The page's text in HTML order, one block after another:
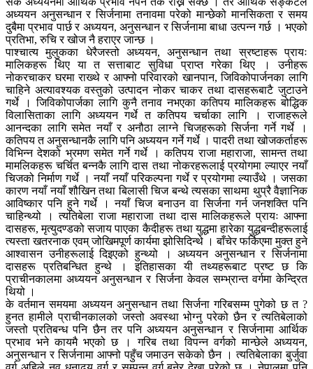
अध्ययन अनुसन्धान र सिर्जनामा तनावमा परेको मान्छेको मानसिकता र समय
दुबैमा प्रभाव पार्छ र अध्ययन, अनुसन्धान र सिर्जनामा बाधा उत्पन्न गर्छ । भएको
प्रतिभा, रुचि र खोज नै हराएर जान्छ ।
पाश्चात्य मुलुकका धेरैजस्तो अध्ययन, अनुसन्धान तथा स्रष्टाहरू प्रायः
मालिकहरू थिए या त सत्ताबाट सुविधा प्राप्त गरेका थिए । उनीहरू
नोकरचाकर घरमा राख्थे र आफ्नो परिवारको खानपान, जिविकोपार्जनका लागि
चाहिने अत्यावश्यक वस्तुको उत्पादन नोकर चाकर तथा दासहरूबाटै जुटाउने
गर्थे । जिविकोपार्जका लागि कुनै तनाव नभएका कतिपय मालिकहरू बोद्धिक
विलासिताका लागि अध्ययन गर्थे त कतिपय चर्चाका लागि । राजाहरूले
आनन्दका लागि समेत नयाँ र अनौठा लाग्ने चिजहरूको सिर्जना गर्ने गर्थे ।
कतिपय त अनुसन्धानकै लागि पनि अध्ययन गर्ने गर्थे । पादरी तथा खोजकर्ताहरू
विभिन्न देशको भ्रमण समेत गर्ने गर्थे । कतिपय राजा महाराजा, सामन्त तथा
मामलिकहरू चर्चित बन्नकै लागि दास तथा नोकरहरूलाई प्रयोगमा ल्याएर नयाँ
चिजको निर्माण गर्थे । नयाँ नयाँ परिकल्पना गर्थे र प्रयोगमा ल्याउँथे । जसका
कारण नयाँ नयाँ शौखिन तथा बिलासी चिज बन्थे त्यसका साथमा थुप्रै वैज्ञानिक
आविष्कार पनि हुने गर्थे । नयाँ चिज बनाउन वा सिर्जना गर्न जनशक्ति पनि
चाहिन्थ्यो । त्यतिबेला राजा महाराजा तथा दास मालिकहरूले प्रायः आफ्ना
दासहरू, मृत्युदण्डको सजाय पाएका कैदीहरू तथा युद्धमा हारेका युद्धबन्दीहरूलाई
त्यस्ता खतरनाक एवम् जोखिमपूर्ण कार्यमा झोसिदिन्थे । बाँचेर फर्किएमा मुक्त हुने
आश्वासन उनीहरूलाई दिइएको हुन्थ्यो । अध्ययन अनुसन्धान र सिर्जनामा
दासहरू प्रतिबन्धित हुन्थे । इतिहासका यी तथ्यहरूबाट प्रष्ट छ कि
प्राचीनकालमा अध्ययन अनुसन्धान र सिर्जना केवल सम्भ्रान्त वर्गमा केन्द्रित
थियो ।
के वर्तमान समयमा अध्ययन अनुसन्धान तथा सिर्जना गरिबसम्म पुगेको छ त ?
हुनत हामीले प्राचीनकालको जस्तो अवस्था भोग्नु परेको छैन र त्यतिबेलाको
जस्तो प्रतिबन्ध पनि छैन तर पनि अध्ययन अनुसन्धान र सिर्जनामा आर्थिक
प्रभाव भने कायमै भएको छ । गरिब तथा विपन्न वर्गको मान्छेले अध्ययन,
अनुसन्धान र सिर्जनामा आफ्नो पहुँच जमाउन सकेको छैन । त्यतिबेलाका बुर्जुवा